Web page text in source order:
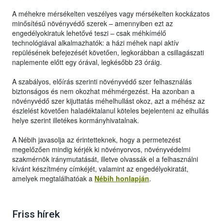
A méhekre mérsékelten veszélyes vagy mérsékelten kockázatos
minősítésű növényvédő szerek – amennyiben ezt az
engedélyokiratuk lehetővé teszi – csak méhkímélő
technológiával alkalmazhatók: a házi méhek napi aktív
repülésének befejezését követően, legkorábban a csillagászati
naplemente előtt egy órával, legkésőbb 23 óráig.
A szabályos, előírás szerinti növényvédő szer felhasználás
biztonságos és nem okozhat méhmérgezést. Ha azonban a
növényvédő szer kijuttatás méhelhullást okoz, azt a méhész az
észlelést követően haladéktalanul köteles bejelenteni az elhullás
helye szerint illetékes kormányhivatalnak.
A Nébih javasolja az érintetteknek, hogy a permetezést
megelőzően mindig kérjék ki növényorvos, növényvédelmi
szakmérnök iránymutatását, illetve olvassák el a felhasználni
kívánt készítmény címkéjét, valamint az engedélyokiratát,
amelyek megtalálhatóak a Nébih honlapján.
Friss hírek